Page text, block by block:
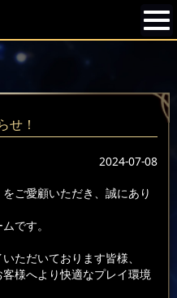
せ！
2024-07-08
ご愛顧いただき、誠にあり
です。
ただいております皆様、
様へより快適なプレイ環境